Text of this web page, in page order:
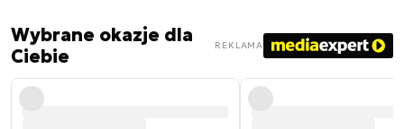
Wybrane okazje dla
Ciebie
REKLAMA